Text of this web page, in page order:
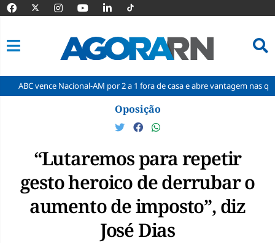
Nacional-AM por 2 a 1 fora de casa e abre vantagem nas quartas
Oposição
“Lutaremos para repetir
gesto heroico de derrubar o
aumento de imposto”, diz
José Dias